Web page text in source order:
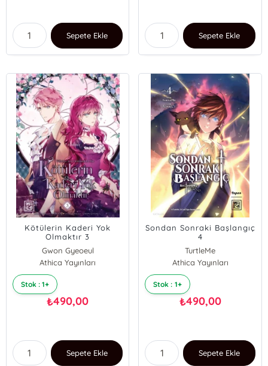
Sepete Ekle Sepete Ekle
Kötülerin Kaderi Yok
Olmaktır 3
Gwon Gyeoeul
Athica Yayınları
Stok : 1+
₺490,00
Sepete Ekle
Sondan Sonraki Başlangıç
4
TurtleMe
Athica Yayınları
Stok : 1+
₺490,00
Sepete Ekle